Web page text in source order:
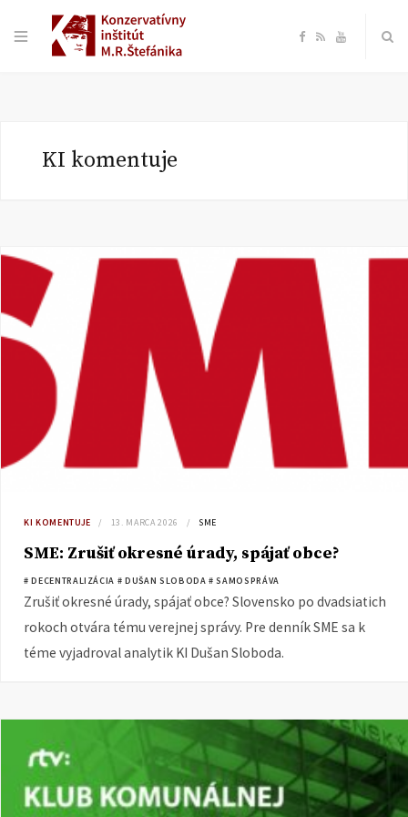
F
o
R Y
KI komentuje
KI KOMENTUJE 13. MARCA 2026 SME
SME: Zrušiť okresné úrady, spájať obce?
# DECENTRALIZÁCIA # DUŠAN SLOBODA # SAMOSPRÁVA
Zrušiť okresné úrady, spájať obce? Slovensko po dvadsiatich
rokoch otvára tému verejnej správy. Pre denník SME sa k
téme vyjadroval analytik KI Dušan Sloboda.